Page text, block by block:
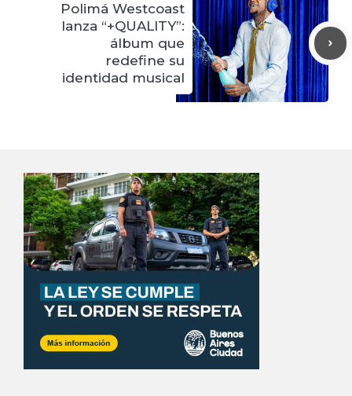
Polimá Westcoast
lanza “+QUALITY”:
álbum que
redefine su
identidad musical